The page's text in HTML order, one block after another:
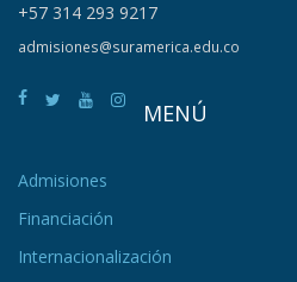
+57 314 293 9217
admisiones@suramerica.edu.co
MENÚ
Admisiones
Financiación
Internacionalización